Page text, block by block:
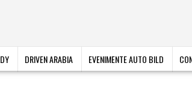
DRIVEN ARABIA EVENIMENTE AUTO BILD